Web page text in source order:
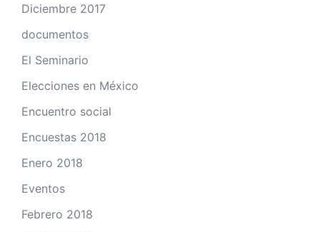
Diciembre 2017
documentos
El Seminario
Elecciones en México
Encuentro social
Encuestas 2018
Enero 2018
Eventos
Febrero 2018